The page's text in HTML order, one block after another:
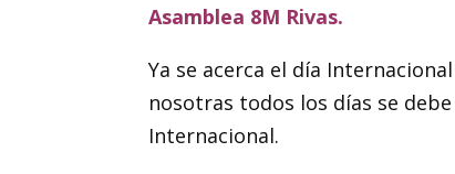
Asamblea 8M Rivas.
Ya se acerca el día
nosotras todos los días se
Internacional.